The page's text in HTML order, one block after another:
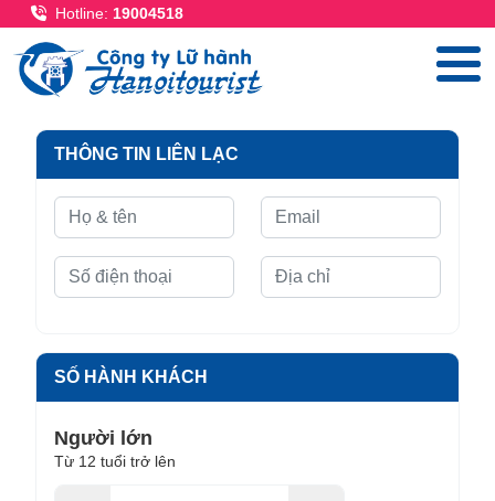
Hotline: 19004518
THÔNG TIN LIÊN LẠC
SỐ HÀNH KHÁCH
Người lớn
Từ 12 tuổi trở lên